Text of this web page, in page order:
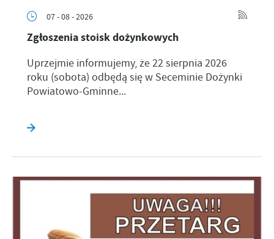
07 - 08 - 2026
Zgłoszenia stoisk dożynkowych
Uprzejmie informujemy, że 22 sierpnia 2026
roku (sobota) odbędą się w Seceminie Dożynki
Powiatowo-Gminne...